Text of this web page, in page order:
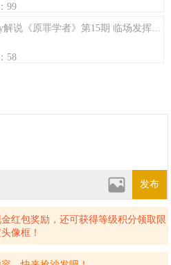
99
Zuddy解说《原罪学者》第15期 临场发挥向冒险流程 幽闭 漆黑 惧高患者禁地！伸手不见五指的废渊！
58
发布
红包奖励，还可获得等级积分领取限
像框！